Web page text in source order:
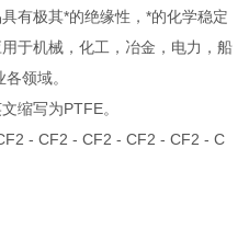
有极其*的绝缘性，*的化学稳定
于机械，化工，冶金，电力，船
领域。
缩写为PTFE。
- CF2 - CF2 - CF2 - CF2 - C